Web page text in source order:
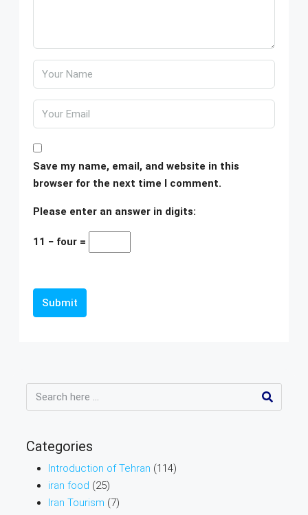
Save my name, email, and website in this
browser for the next time I comment.
Please enter an answer in digits:
11 − four =
Submit
Categories
Introduction of Tehran (114)
iran food (25)
Iran Tourism (7)